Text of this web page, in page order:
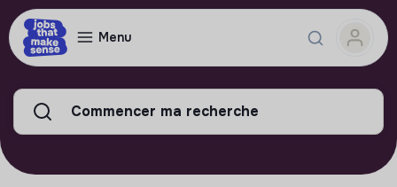
Menu
Commencer ma recherche